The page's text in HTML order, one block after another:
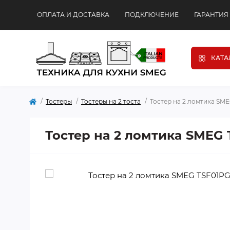
ОПЛАТА И ДОСТАВКА ПОДКЛЮЧЕНИЕ
Тостеры Тостеры на 2 тоста Тостер на 2 ломтика
Тостер на 2 ломтика SMEG